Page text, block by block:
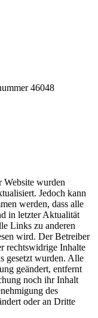
46048
Website wurden
Jedoch kann
werden, dass alle
in letzter Aktualität
Links zu anderen
wird. Der Betreiber
rechtswidrige Inhalte
gesetzt wurden. Alle
geändert, entfernt
noch ihr Inhalt
des
oder an Dritte